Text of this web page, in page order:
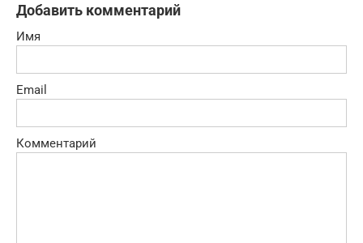
Добавить комментарий
Имя
Email
Комментарий